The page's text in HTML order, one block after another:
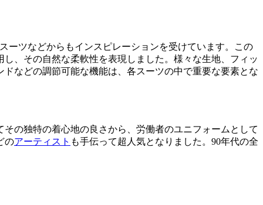
ーツなどからもインスピレーションを受けています。この
、その自然な柔軟性を表現しました。様々な生地、フィッ
などの調節可能な機能は、各スーツの中で重要な要素とな
の独特の着心地の良さから、労働者のユニフォームとして
のアーティスト も手伝って超人気となりました。90年代の全